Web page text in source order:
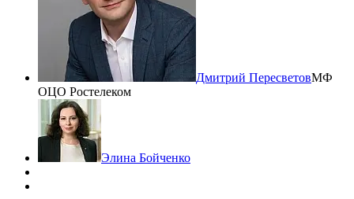
Дмитрий ПересветовМФ
ОЦО Ростелеком
Элина Бойченко